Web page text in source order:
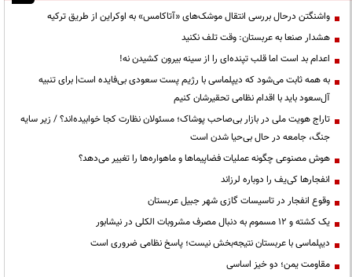
واشنگتن درحال بررسی انتقال موشک‌های «آتاکامس» به اوکراین از طریق ترکیه
هشدار صنعا به عربستان: وقت تلف نکنید
اعدام بد است اما قلب تپنده‌ای را از سینه بیرون کشیدن نه!
به همه ثابت می‌شود که دیپلماسی با رژیم پست سعودی بی‌فایده است| برای تنبیه
آل‌سعود باید با اقدام نظامی تحقیرشان کنیم
تاراج هویت ملی در بازار بی‌صاحب پوشاک؛ مسئولان نظارت کجا خوابیده‌اند؟ / زیر سایه
جنگ، جامعه در حال بی‌حیا شدن است
هوش مصنوعی چگونه عملیات فضاپیماها و ماهواره‌ها را تغییر می‌دهد؟
انفجارها کی‌یف را دوباره لرزاند
وقوع انفجار در تاسیسات گازی شهر جبیل عربستان
یک کشته و ۱۲ مسموم به دنبال مصرف مشروبات الکلی در نیشابور
دیپلماسی با عربستان نتیجه‌بخش نیست؛ پاسخ نظامی ضروری است
مقاومت یمن؛ دو خیز اساسی